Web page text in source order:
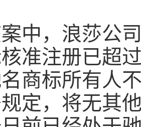
，浪莎公司
准注册已超
商标所有人
定，将无其